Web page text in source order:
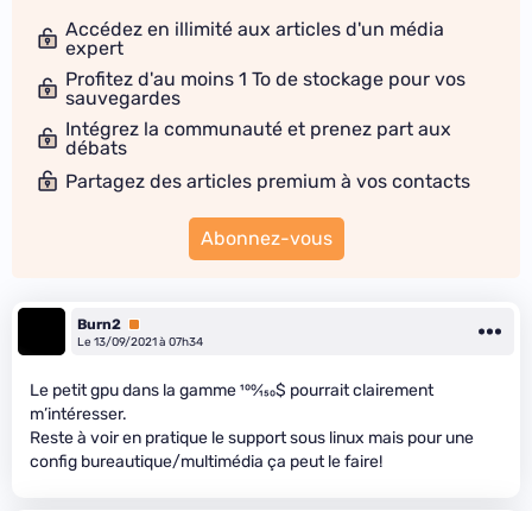
Accédez en illimité aux articles d'un média
expert
Profitez d'au moins 1 To de stockage pour vos
sauvegardes
Intégrez la communauté et prenez part aux
débats
Partagez des articles premium à vos contacts
Abonnez-vous
Burn2 Premium
Le 13/09/2021 à 07h34
Le petit gpu dans la gamme100⁄150$ pourrait clairement
m’intéresser.
Reste à voir en pratique le support sous linux mais pour une
config bureautique/multimédia ça peut le faire!